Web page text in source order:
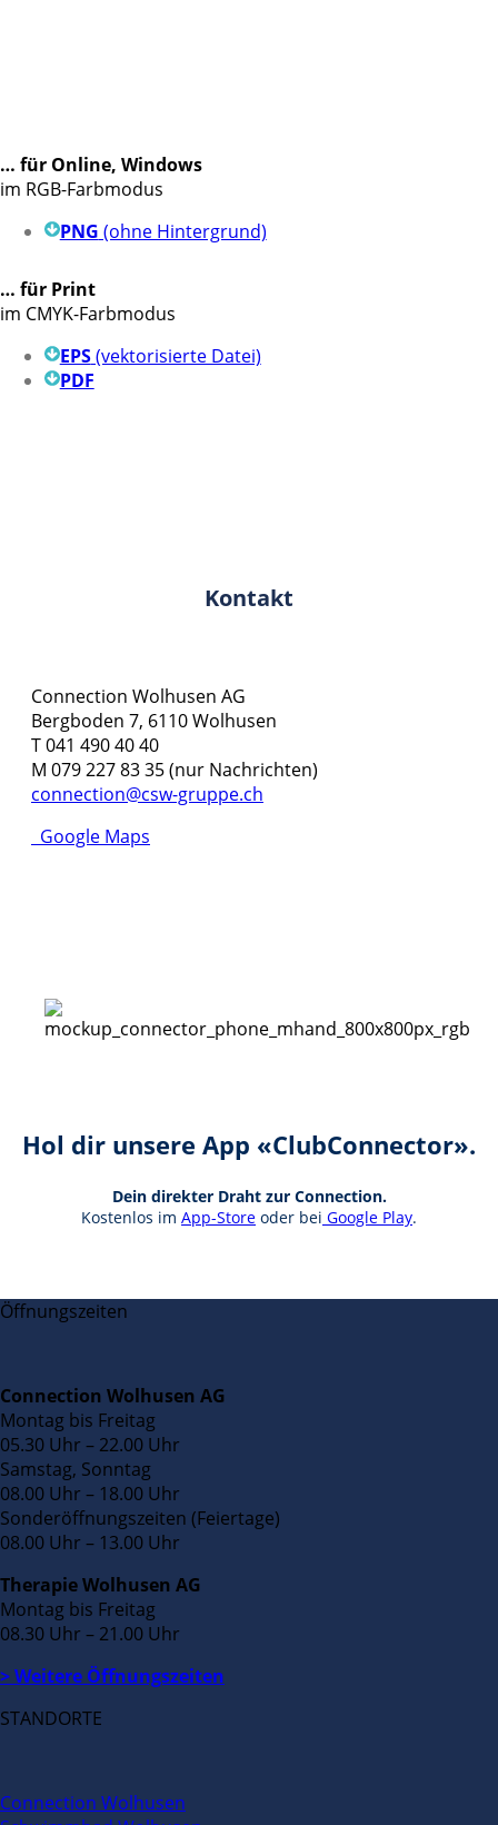
… für Online, Windows
im RGB-Farbmodus
PNG (ohne Hintergrund)
… für Print
im CMYK-Farbmodus
EPS(vektorisierte Datei)
PDF
Kontakt
Connection Wolhusen AG
Bergboden 7, 6110 Wolhusen
T 041 490 40 40
M 079 227 83 35 (nur Nachrichten)
connection@csw-gruppe.ch
Google Maps
Hol dir unsere App «ClubConnector».
Dein direkter Draht zur Connection.
Kostenlos im App-Store oder bei Google Play.
Öffnungszeiten
Connection Wolhusen AG
Montag bis Freitag
05.30 Uhr – 22.00 Uhr
Samstag, Sonntag
08.00 Uhr – 18.00 Uhr
Sonderöffnungszeiten (Feiertage)
08.00 Uhr – 13.00 Uhr
Therapie Wolhusen AG
Montag bis Freitag
08.30 Uhr – 21.00 Uhr
> Weitere Öffnungszeiten
STANDORTE
Connection Wolhusen